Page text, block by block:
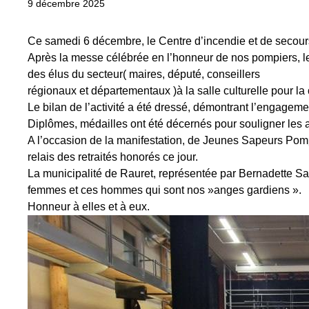
9 décembre 2025
Ce samedi 6 décembre, le Centre d’incendie et de
Après la messe célébrée en l’honneur de nos pompiers,
des élus du secteur( maires, député, conseillers
régionaux et départementaux )à la salle culturelle pour la
Le bilan de l’activité a été dressé, démontrant
Diplômes, médailles ont été décernés pour souligner les
A l’occasion de la manifestation, de Jeunes Sapeurs
relais des retraités honorés ce jour.
La municipalité de Rauret, représentée par Bernadette
femmes et ces hommes qui sont nos »anges gardiens ».
Honneur à elles et à eux.